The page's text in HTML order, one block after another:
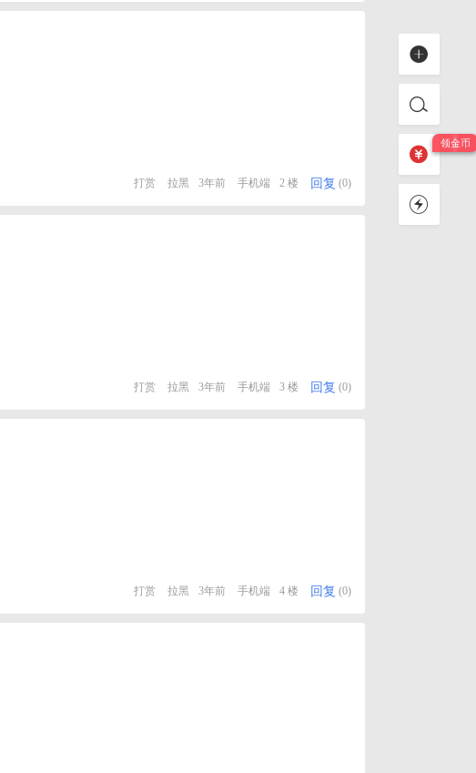
打赏 拉黑 3年前 手机端 2 楼 回复 (0)
打赏 拉黑 3年前 手机端 3 楼 回复 (0)
打赏 拉黑 3年前 手机端 4 楼 回复 (0)